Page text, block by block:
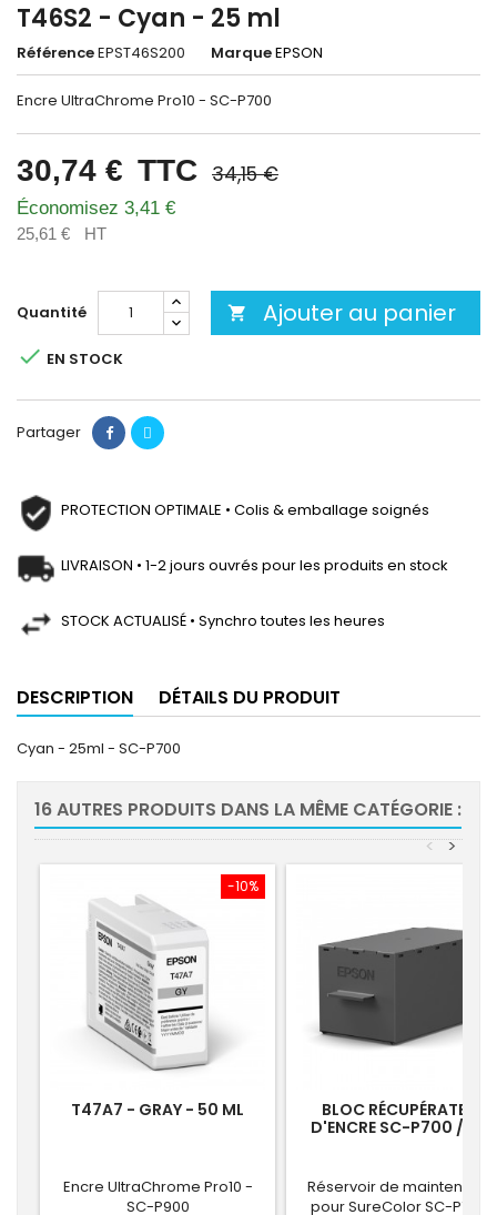
T46S2 - Cyan - 25 ml
RéférenceEPST46S200 MarqueEPSON
Encre UltraChrome Pro10 - SC-P700
30,74 € TTC 34,15 €
Économisez 3,41 €
25,61 € HT
Quantité  Ajouter au panier
 EN STOCK
Partager
PROTECTION OPTIMALE • Colis & emballage soignés
LIVRAISON • 1-2 jours ouvrés pour les produits en stock
STOCK ACTUALISÉ • Synchro toutes les heures
DESCRIPTION DÉTAILS DU PRODUIT
Cyan - 25ml - SC-P700
16 AUTRES PRODUITS DANS LA MÊME CATÉGORIE :
>
<
-10%
T47A7 - GRAY - 50 ML
Encre UltraChrome Pro10 -
SC-P900
BLOC RÉCUPÉRATEUR
D'ENCRE SC-P700 / SC-
Réservoir de
pour SureColor SC-P700 /